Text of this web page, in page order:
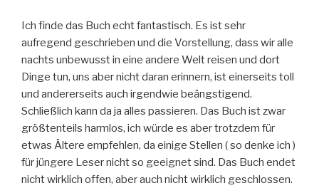
Ich finde das Buch echt fantastisch. Es ist sehr
aufregend geschrieben und die Vorstellung, dass wir alle
nachts unbewusst in eine andere Welt reisen und dort
Dinge tun, uns aber nicht daran erinnern, ist einerseits toll
und andererseits auch irgendwie beängstigend.
Schließlich kann da ja alles passieren. Das Buch ist zwar
größtenteils harmlos, ich würde es aber trotzdem für
etwas Ältere empfehlen, da einige Stellen ( so denke ich )
für jüngere Leser nicht so geeignet sind. Das Buch endet
nicht wirklich offen, aber auch nicht wirklich geschlossen.